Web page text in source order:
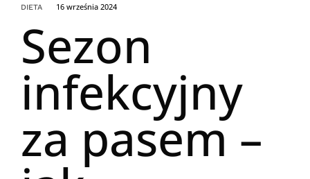
DIETA 16 września 2024
Sezon
infekcyjny
za pasem –